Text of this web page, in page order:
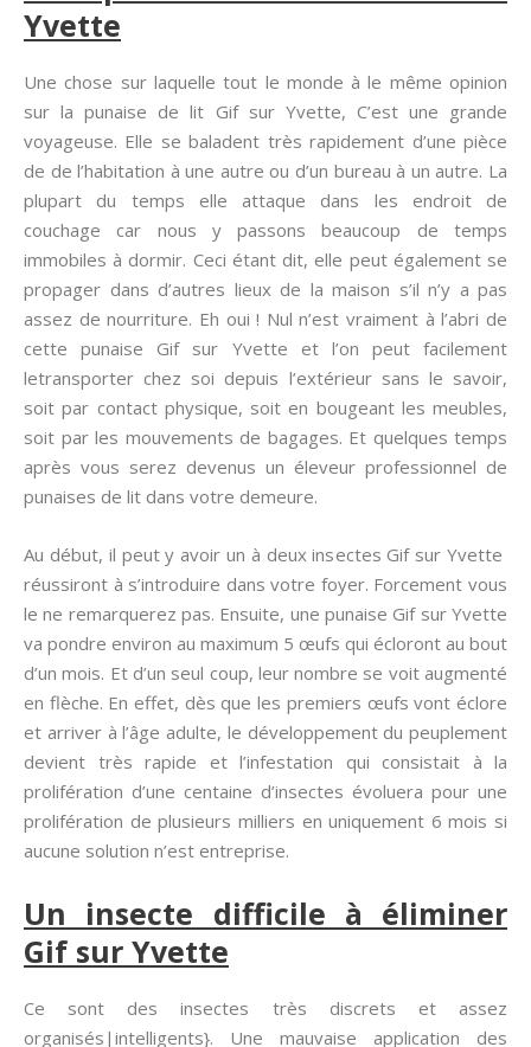
Yvette
Une chose sur laquelle tout le monde à le même opinion
sur la punaise de lit Gif sur Yvette, C’est une grande
voyageuse. Elle se baladent très rapidement d’une pièce
de de l’habitation à une autre ou d’un bureau à un autre. La
plupart du temps elle attaque dans les endroit de
couchage car nous y passons beaucoup de temps
immobiles à dormir. Ceci étant dit, elle peut également se
propager dans d’autres lieux de la maison s’il n’y a pas
assez de nourriture. Eh oui ! Nul n’est vraiment à l’abri de
cette punaise Gif sur Yvette et l’on peut facilement
letransporter chez soi depuis l’extérieur sans le savoir,
soit par contact physique, soit en bougeant les meubles,
soit par les mouvements de bagages. Et quelques temps
après vous serez devenus un éleveur professionnel de
punaises de lit dans votre demeure.
Au début, il peut y avoir un à deux insectes Gif sur Yvette
réussiront à s’introduire dans votre foyer. Forcement vous
le ne remarquerez pas. Ensuite, une punaise Gif sur Yvette
va pondre environ au maximum 5 œufs qui écloront au bout
d’un mois. Et d’un seul coup, leur nombre se voit augmenté
en flèche. En effet, dès que les premiers œufs vont éclore
et arriver à l’âge adulte, le développement du peuplement
devient très rapide et l’infestation qui consistait à la
prolifération d’une centaine d’insectes évoluera pour une
prolifération de plusieurs milliers en uniquement 6 mois si
aucune solution n’est entreprise.
Un insecte difficile à éliminer
Gif sur Yvette
Ce sont des insectes très discrets et assez
organisés|intelligents}. Une mauvaise application des